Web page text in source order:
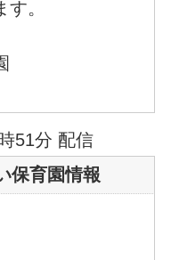
。
51分 配信
保育園情報